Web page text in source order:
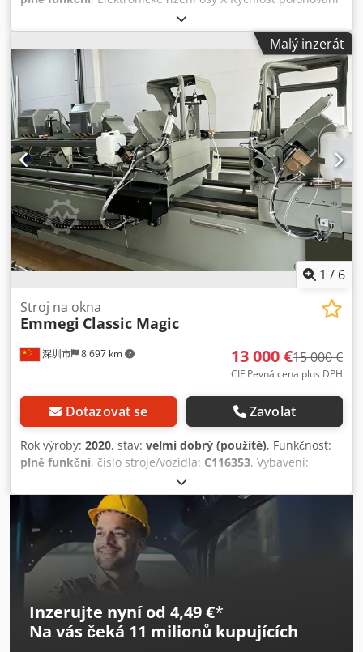
osy X (m/min) 25 Pneumatické naklápění hlav Vnější sklon
45° Csdpfxjx A Ar Sj Ac Ajha Mechanické nastavení
mezilehlých úhlů Oleopneumatický posuv pilového kotouče
Užitný řez (mm) 4 000 Minimální standardní řez při 2
hlavách v 90° (mm) 310 Průměr kotouče (mm) 450
Malý inzerát
1 / 6
深圳市 8 697 km
Stroj na okna
Emmegi Classic Magic
13 000 €15 000 €
CIF Pevná cena plus DPH
Dotazovat se Zavolat
Rok výroby: 2020, stav: velmi dobrý (použité), Funkčnost:
plně funkční, číslo stroje/vozidla: C116353, Vybavení:
, Zrekonstruováno, připraveno k použití ve
výrobě! Referenční kód: 1014 Emmegi Classic Magic
Elektronická dvouhlavá pila Dvouhlavá pila pro řezání
hliníkových a PVC profilů, s DC motorem řízeným NC, který
pohání automatický pohyb hlavy. Všechny úhly lze
pneumaticky nastavit až do 22°30’ vnějšího úhlu. Klíčové
vlastnosti Kotouč: Ø 450 / 500 mm kotouče z karbidu Délka
úhlů: 90° až 22°30’ vnější úhel (pneumatické naklápění)
Polohování: Magnetický proužek, přímý měřicí systém
Inzerujte nyní od 4,49 €*
Na vás čeká 11 milionů kupujících